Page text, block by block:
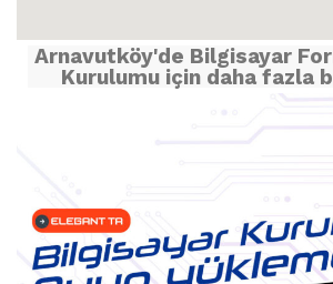
Arnavutköy'de Bilgisayar
Kurulumu için daha fazla